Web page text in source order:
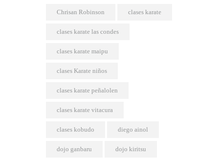
Chrisan Robinson clases karate
clases karate las condes
clases karate maipu
clases Karate niños
clases karate peñalolen
clases karate vitacura
clases kobudo diego ainol
dojo ganbaru dojo kiritsu